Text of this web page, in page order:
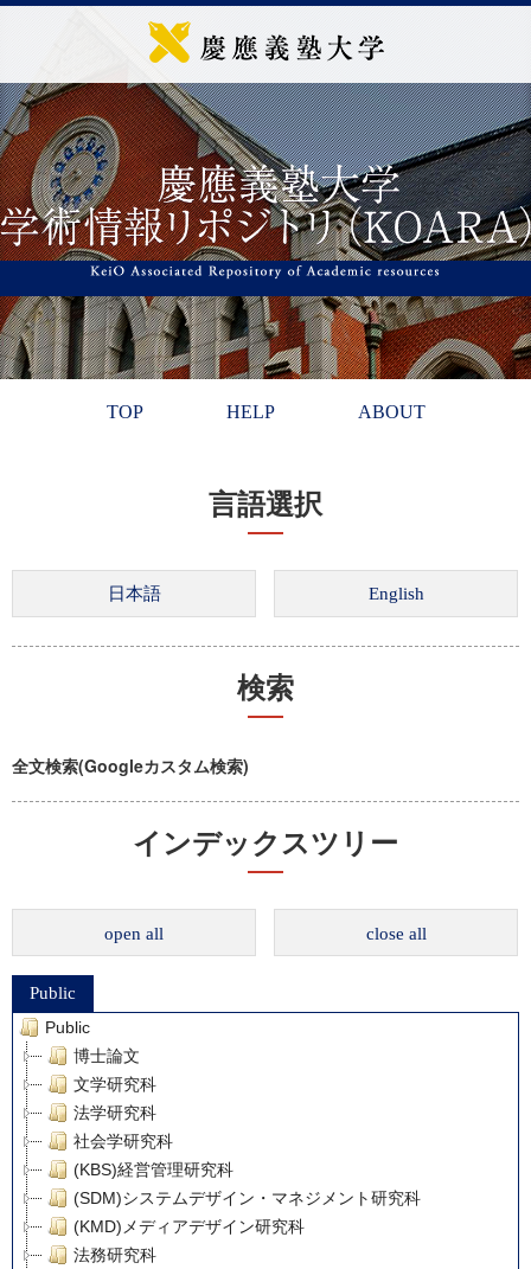
TOP HELP ABOUT
言語選択
検索
全文検索(Googleカスタム検索)
インデックスツリー
open all close all
Public
Public
博士論文
文学研究科
法学研究科
社会学研究科
(KBS)経営管理研究科
(SDM)システムデザイン・マネジメント研究科
(KMD)メディアデザイン研究科
法務研究科